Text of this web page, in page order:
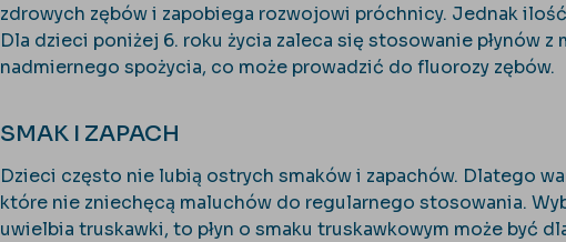
zdrowych zębów i zapobiega rozwojowi próchnicy. Jednak
Dla dzieci poniżej 6. roku życia zaleca się stosowanie płynów
nadmiernego spożycia, co może prowadzić do fluorozy zębów.
SMAK I ZAPACH
Dzieci często nie lubią ostrych smaków i zapachów. Dlatego
które nie zniechęcą maluchów do regularnego stosowania.
uwielbia truskawki, to płyn o smaku truskawkowym może być